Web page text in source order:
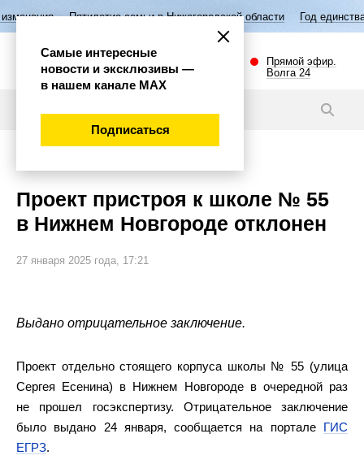
семьи в Нижегородской области Год единства народов России
Прямой эфир.
Волга 24
Проект пристроя к школе № 55
в Нижнем Новгороде отклонен
27 января 2025 года, 17:21
Выдано отрицательное заключение.
Проект отдельно стоящего корпуса школы № 55 (улица
Сергея Есенина) в Нижнем Новгороде в очередной раз
не прошел госэкспертизу. Отрицательное заключение
было выдано 24 января, сообщается на портале ГИС
ЕГРЗ.
Самые интересные
новости и эксклюзивы —
в нашем канале МАХ
Подписаться